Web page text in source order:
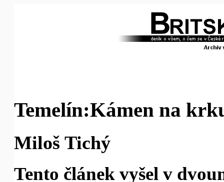
Temelín:Kámen na
Miloš Tichý
Tento článek vyšel v